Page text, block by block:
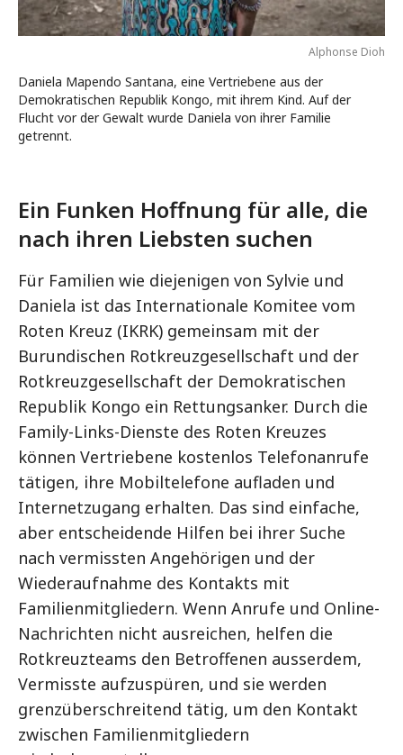
Alphonse Dioh
Daniela Mapendo Santana, eine Vertriebene aus der
Demokratischen Republik Kongo, mit ihrem Kind. Auf der
Flucht vor der Gewalt wurde Daniela von ihrer Familie
getrennt.
Ein Funken Hoffnung für alle, die
nach ihren Liebsten suchen
Für Familien wie diejenigen von Sylvie und
Daniela ist das Internationale Komitee vom
Roten Kreuz (IKRK) gemeinsam mit der
Burundischen Rotkreuzgesellschaft und der
Rotkreuzgesellschaft der Demokratischen
Republik Kongo ein Rettungsanker. Durch die
Family-Links-Dienste des Roten Kreuzes
können Vertriebene kostenlos Telefonanrufe
tätigen, ihre Mobiltelefone aufladen und
Internetzugang erhalten. Das sind einfache,
aber entscheidende Hilfen bei ihrer Suche
nach vermissten Angehörigen und der
Wiederaufnahme des Kontakts mit
Familienmitgliedern. Wenn Anrufe und Online-
Nachrichten nicht ausreichen, helfen die
Rotkreuzteams den Betroffenen ausserdem,
Vermisste aufzuspüren, und sie werden
grenzüberschreitend tätig, um den Kontakt
zwischen Familienmitgliedern